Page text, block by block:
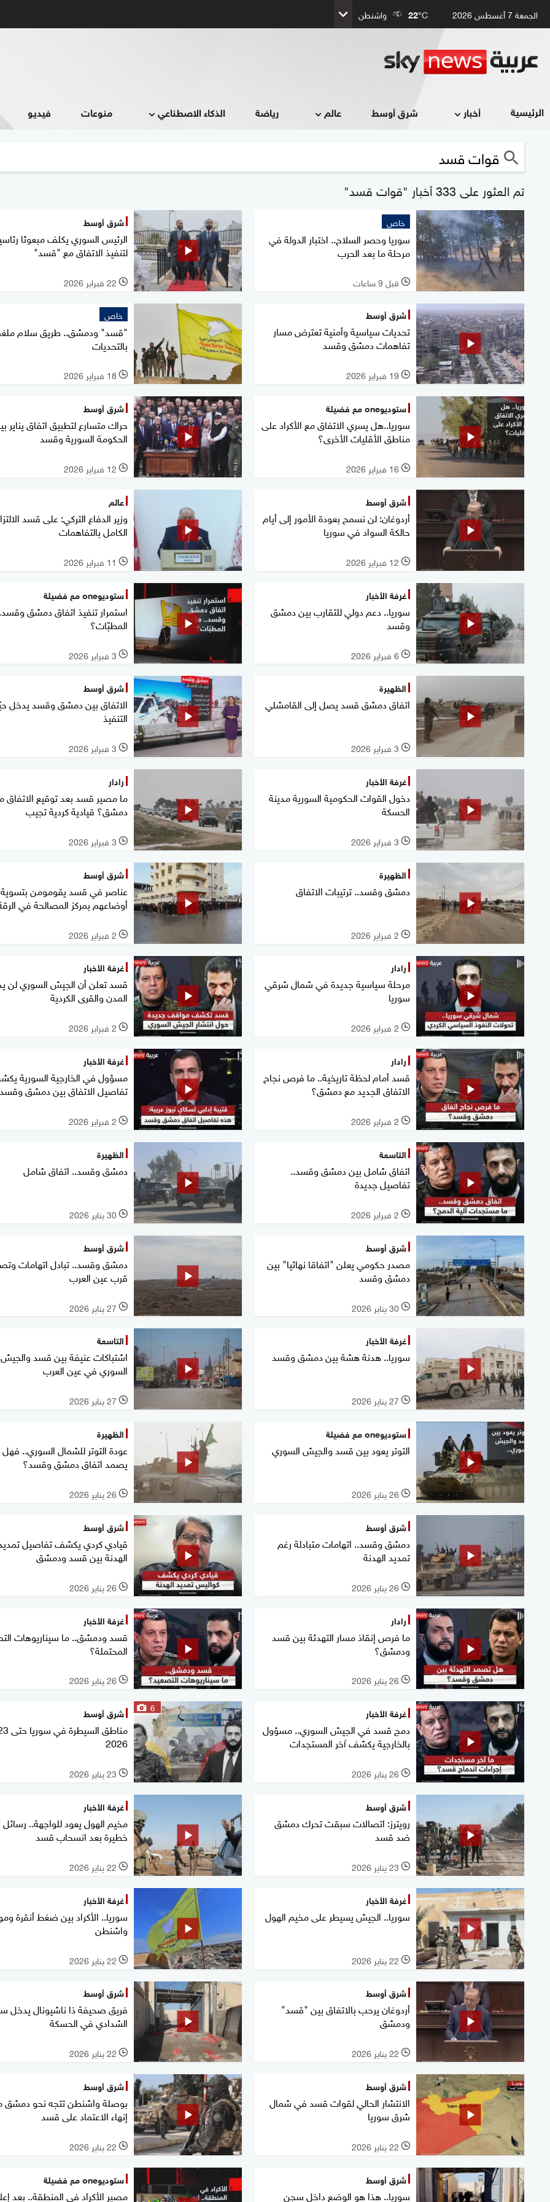
الجمعة 7 أغسطس 2026 22°C واشنطن
الرئيسية أخبار شرق أوسط عالم رياضة الذكاء الاصطناعي منوعات فيديو
تم العثور على 333 أخبار "قوات قسد"
خاص
سوريا وحصر السلاح.. اختبار الدولة في
مرحلة ما بعد الحرب
l قبل 9 ساعات
شرق أوسط
الرئيس السوري يكلف مبعوثا
لتنفيذ الاتفاق مع "قسد"
l 22 فبراير 2026
شرق أوسط
تحديات سياسية وأمنية تعترض مسار
تفاهمات دمشق وقسد
l 19 فبراير 2026
خاص
"قسد" ودمشق.. طريق سلام
بالتحديات
l 18 فبراير 2026
ستوديوone مع فضيلة
سوريا..هل يسري الاتفاق مع الأكراد على
مناطق الأقليات الأخرى؟
l 16 فبراير 2026
شرق أوسط
حراك متسارع لتطبيق اتفاق يناير
الحكومة السورية وقسد
l 12 فبراير 2026
شرق أوسط
أردوغان: لن نسمح بعودة الأمور إلى أيام
حالكة السواد في سوريا
l 12 فبراير 2026
عالم
وزير الدفاع التركي: على قسد
الكامل بالتفاهمات
l 11 فبراير 2026
غرفة الأخبار
سوريا.. دعم دولي للتقارب بين دمشق
وقسد
l 6 فبراير 2026
ستوديوone مع فضيلة
استمرار تنفيذ اتفاق دمشق
المطبّات؟
l 3 فبراير 2026
الظهيرة
اتفاق دمشق قسد يصل إلى القامشلي
l 3 فبراير 2026
شرق أوسط
الاتفاق بين دمشق وقسد يدخل
التنفيذ
l 3 فبراير 2026
غرفة الأخبار
دخول القوات الحكومية السورية مدينة
الحسكة
l 3 فبراير 2026
رادار
ما مصير قسد بعد توقيع الاتفاق
دمشق؟ قيادية كردية تجيب
l 3 فبراير 2026
الظهيرة
دمشق وقسد.. ترتيبات الاتفاق
l 2 فبراير 2026
شرق أوسط
عناصر في قسد يقومومن بتسوية
أوضاعهم بمركز المصالحة في
l 2 فبراير 2026
رادار
مرحلة سياسية جديدة في شمال شرقي
سوريا
l 2 فبراير 2026
غرفة الأخبار
قسد تعلن أن الجيش السوري لن
المدن والقرى الكردية
l 2 فبراير 2026
رادار
قسد أمام لحظة تاريخية.. ما فرص نجاح
الاتفاق الجديد مع دمشق؟
l 2 فبراير 2026
غرفة الأخبار
مسؤول في الخارجية السورية
تفاصيل الاتفاق بين دمشق وقسد
l 2 فبراير 2026
التاسعة
اتفاق شامل بين دمشق وقسد..
تفاصيل جديدة
l 2 فبراير 2026
الظهيرة
دمشق وقسد.. اتفاق شامل
l 30 يناير 2026
شرق أوسط
مصدر حكومي يعلن "اتفاقا نهائيا" بين
دمشق وقسد
l 30 يناير 2026
شرق أوسط
دمشق وقسد.. تبادل اتهامات
قرب عين العرب
l 27 يناير 2026
غرفة الأخبار
سوريا.. هدنة هشة بين دمشق وقسد
l 27 يناير 2026
التاسعة
اشتباكات عنيفة بين قسد والجيش
السوري في عين العرب
l 27 يناير 2026
ستوديوone مع فضيلة
التوتر يعود بين قسد والجيش السوري
l 26 يناير 2026
الظهيرة
عودة التوتر للشمال السوري.. فهل
يصمد اتفاق دمشق وقسد؟
l 26 يناير 2026
شرق أوسط
دمشق وقسد.. اتهامات متبادلة رغم
تمديد الهدنة
l 26 يناير 2026
شرق أوسط
قيادي كردي يكشف تفاصيل
الهدنة بين قسد ودمشق
l 26 يناير 2026
رادار
ما فرص إنقاذ مسار التهدئة بين قسد
ودمشق؟
l 26 يناير 2026
غرفة الأخبار
قسد ودمشق.. ما سيناريوهات
المحتملة؟
l 26 يناير 2026
غرفة الأخبار
دمج قسد في الجيش السوري.. مسؤول
بالخارجية يكشف آخر المستجدات
l 26 يناير 2026
6 شرق أوسط
2026
l 23 يناير 2026
شرق أوسط
رويترز: اتصالات سبقت تحرك دمشق
ضد قسد
l 23 يناير 2026
غرفة الأخبار
مخيم الهول يعود للواجهة.. رسائل
خطيرة بعد انسحاب قسد
l 22 يناير 2026
غرفة الأخبار
سوريا.. الجيش يسيطر على مخيم الهول
l 22 يناير 2026
غرفة الأخبار
سوريا.. الأكراد بين ضغط أنقرة
واشنطن
l 22 يناير 2026
شرق أوسط
أردوغان يرحب بالاتفاق بين "قسد"
ودمشق
l 22 يناير 2026
شرق أوسط
فريق صحيفة ذا ناشيونال يدخل
الشدادي في الحسكة
l 22 يناير 2026
شرق أوسط
الانتشار الحالي لقوات قسد في شمال
شرق سوريا
l 22 يناير 2026
شرق أوسط
بوصلة واشنطن تتجه نحو دمشق
إنهاء الاعتماد على قسد
l 22 يناير 2026
شرق أوسط
سوريا.. هذا هو الوضع داخل سجن
ستوديوone مع فضيلة
مصير الأكراد في المنطقة.. بعد